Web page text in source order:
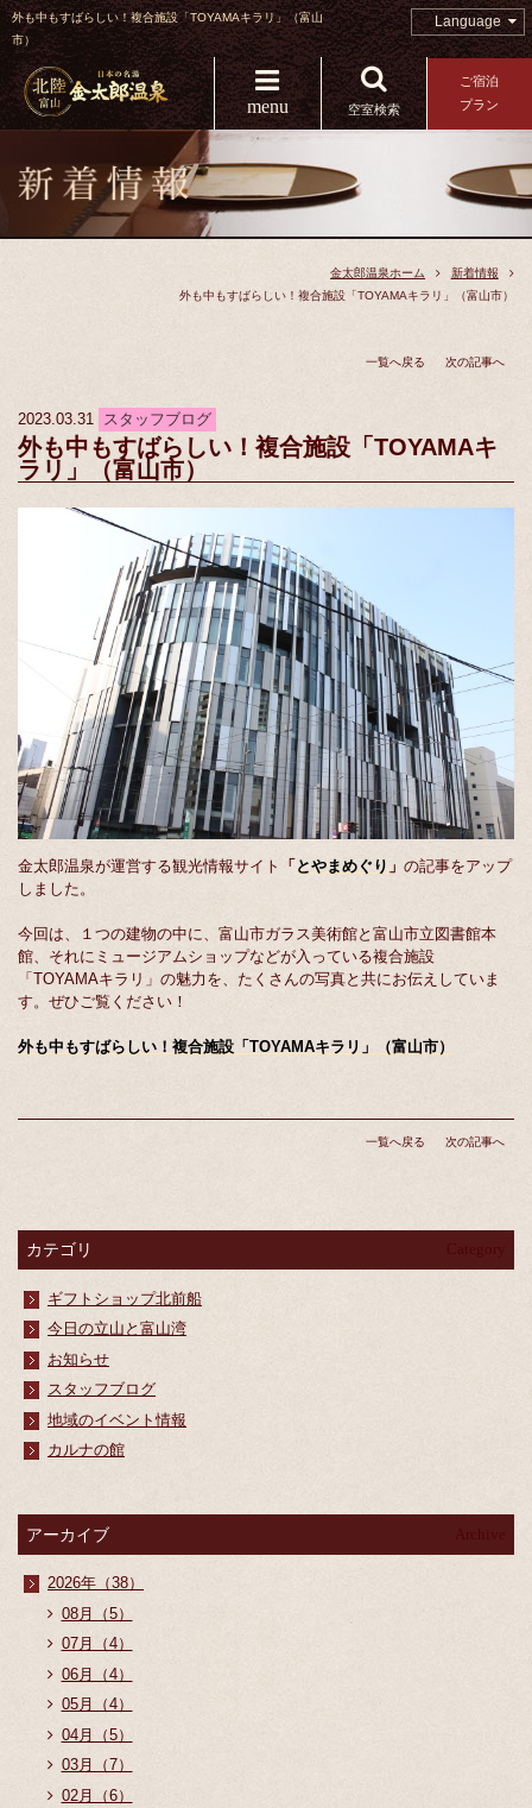
外も中もすばらしい！複合施設「TOYAMAキラリ」（富山
市）
Language
menu 空室検索
ご宿泊
プラン
金太郎温泉ホーム
新着情報
外も中もすばらしい！複合施設「TOYAMAキラリ」（富山市）
一覧へ戻る 次の記事へ
2023.03.31 スタッフブログ
外も中もすばらしい！複合施設「TOYAMAキ
ラリ」（富山市）
金太郎温泉が運営する観光情報サイト 「とやまめぐり 」 の記事をアップ
しました。
今回は、１つの建物の中に、富山市ガラス美術館と富山市立図書館本
館、それにミュージアムショップなどが入っている複合施設
「TOYAMAキラリ」の魅力を、たくさんの写真と共にお伝えしていま
す。ぜひご覧ください！
外も中もすばらしい！複合施設「TOYAMAキラリ」（富山市）
一覧へ戻る 次の記事へ
カテゴリ
ギフトショップ北前船
今日の立山と富山湾
お知らせ
スタッフブログ
地域のイベント情報
カルナの館
アーカイブ
2026年（38）
08月（5）
07月（4）
06月（4）
05月（4）
04月（5）
03月（7）
02月（6）